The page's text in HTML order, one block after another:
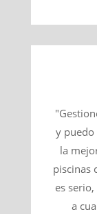
y puedo
la
piscinas
es
a